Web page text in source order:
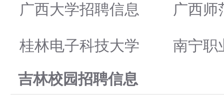
广西大学招聘信息 广西师
桂林电子科技大学 南宁职
吉林校园招聘信息